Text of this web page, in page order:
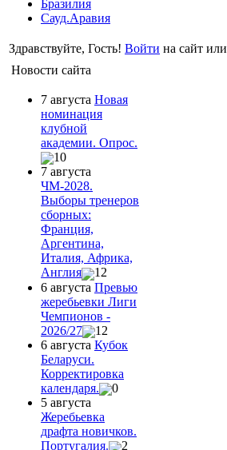
Бразилия
Сауд.Аравия
Здравствуйте, Гость! Войти на сайт или
Новости сайта
7 августа Новая
номинация
клубной
академии. Опрос.
10
7 августа
ЧМ-2028.
Выборы тренеров
сборных:
Франция,
Аргентина,
Италия, Африка,
Англия
12
6 августа Превью
жеребьевки Лиги
Чемпионов -
2026/27
12
6 августа Кубок
Беларуси.
Корректировка
календаря.
0
5 августа
Жеребьевка
драфта новичков.
Португалия.
2